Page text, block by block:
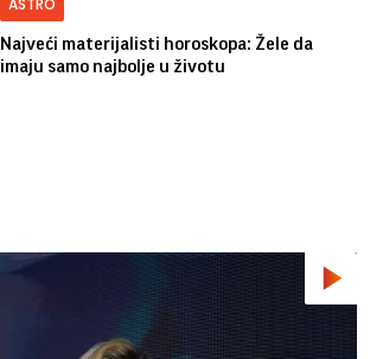
ASTRO
Najveći materijalisti horoskopa: Žele da
imaju samo najbolje u životu